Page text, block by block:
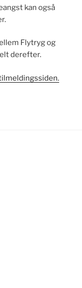
kan også
Flytryg og
derefter.